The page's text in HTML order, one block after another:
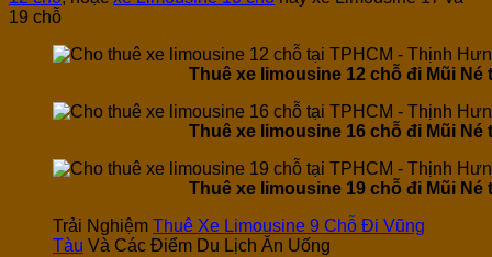
19 chỗ
Thuê xe limousine 12 chỗ đi Mũi Né
Thuê xe limousine 16 chỗ đi Mũi Né
Thuê xe limousine 19 chỗ đi Mũi Né
Trải Nghiệm Thuê Xe Limousine 9 Chỗ Đi Vũng
Tàu Và Các Điểm Du Lịch Ăn Uống